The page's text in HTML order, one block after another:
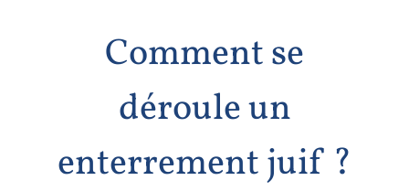
Comment se
déroule un
enterrement juif ?